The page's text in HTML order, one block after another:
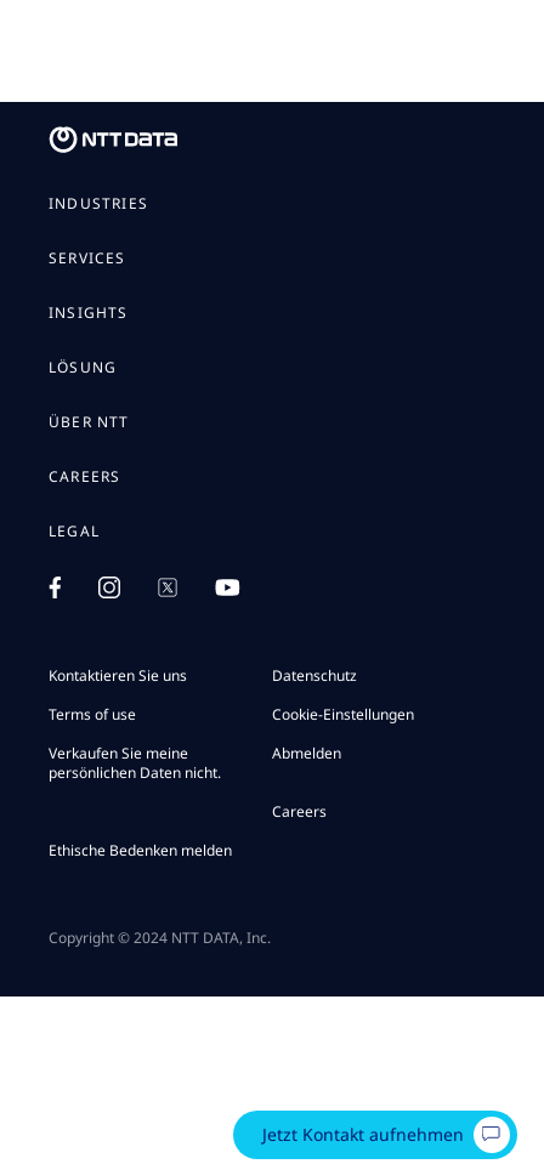
INDUSTRIES
SERVICES
INSIGHTS
LÖSUNG
ÜBER NTT
CAREERS
LEGAL
Kontaktieren Sie uns
Datenschutz
Terms of use
Cookie-Einstellungen
Verkaufen Sie meine
persönlichen Daten nicht.
Abmelden
Careers
Ethische Bedenken melden
Copyright © 2024 NTT DATA, Inc.
Jetzt Kontakt aufnehmen